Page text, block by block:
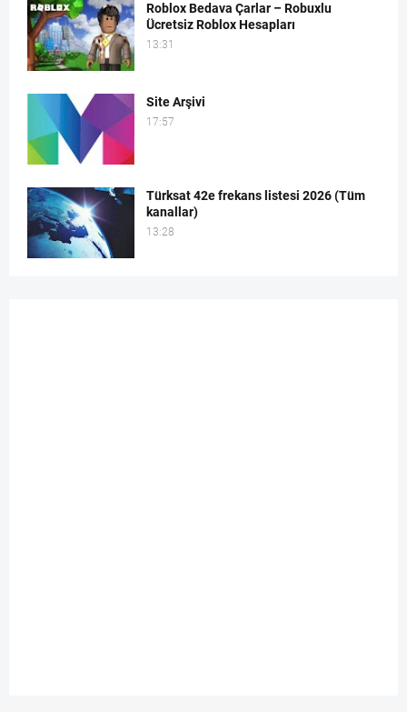
Roblox Bedava Çarlar – Robuxlu
Ücretsiz Roblox Hesapları
13:31
Site Arşivi
17:57
Türksat 42e frekans listesi 2026 (Tüm
kanallar)
13:28